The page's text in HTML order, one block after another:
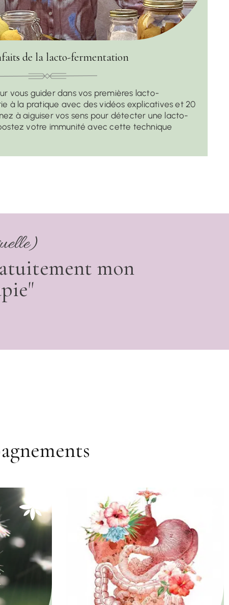
de la lacto-fermentation
vous guider dans vos premières lacto-
à la pratique avec des vidéos explicatives et 20
à aiguiser vos sens pour détecter une lacto-
votre immunité avec cette technique
mon